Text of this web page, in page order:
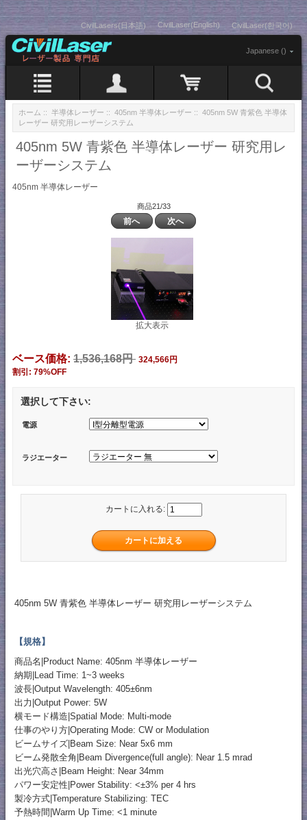
CivilLasers(日本語) CivilLaser(English) CivilLaser(한국어)
Japanese ()
ホーム :: 半導体レーザー :: 405nm 半導体レーザー :: 405nm 5W 青紫色 半導体
レーザー 研究用レーザーシステム
405nm 5W 青紫色 半導体レーザー 研究用レ
ーザーシステム
405nm 半導体レーザー
商品21/33
前へ 次へ
拡大表示
ベース価格: 1,536,168円 324,566円
割引: 79%OFF
選択して下さい:
電源
ラジエーター
カートに入れる:
405nm 5W 青紫色 半導体レーザー 研究用レーザーシステム
【規格】
商品名|Product Name: 405nm 半導体レーザー
納期|Lead Time: 1~3 weeks
波長|Output Wavelength: 405±6nm
出力|Output Power: 5W
横モード構造|Spatial Mode: Multi-mode
仕事のやり方|Operating Mode: CW or Modulation
ビームサイズ|Beam Size: Near 5x6 mm
ビーム発散全角|Beam Divergence(full angle): Near 1.5 mrad
出光穴高さ|Beam Height: Near 34mm
パワー安定性|Power Stability: <±3% per 4 hrs
製冷方式|Temperature Stabilizing: TEC
予熱時間|Warm Up Time: <1 minute